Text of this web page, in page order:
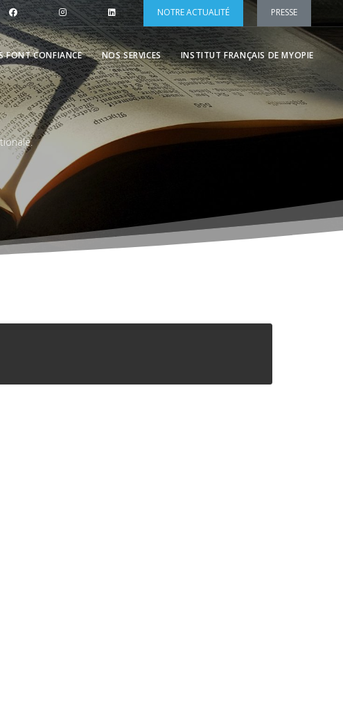
NOTRE ACTUALITÉ PRESSE
FONT CONFIANCE NOS SERVICES INSTITUT FRANÇAIS DE MYOPIE